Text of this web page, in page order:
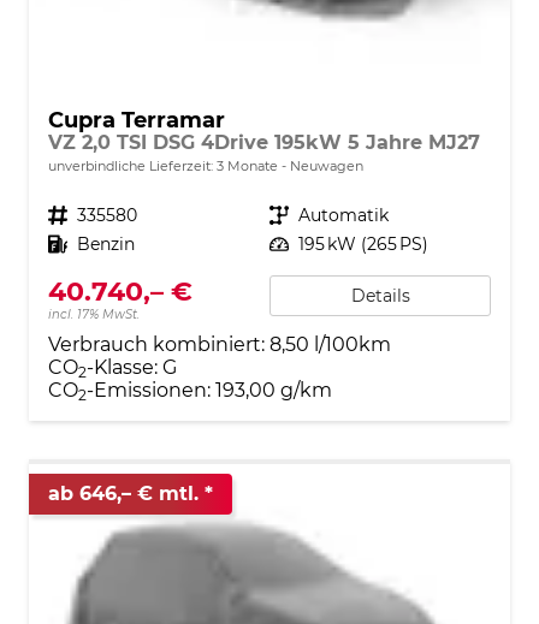
Cupra Terramar
VZ 2,0 TSI DSG 4Drive 195kW 5 Jahre MJ27
unverbindliche Lieferzeit: 3 Monate Neuwagen
Fahrzeugnr. 335580 Getriebe Automatik
Kraftstoff Benzin Leistung 195 kW (265 PS)
40.740,– €
incl. 17% MwSt.
Details
Verbrauch kombiniert: 8,50 l/100km
CO2-Klasse: G
CO2-Emissionen: 193,00 g/km
ab 646,– € mtl.